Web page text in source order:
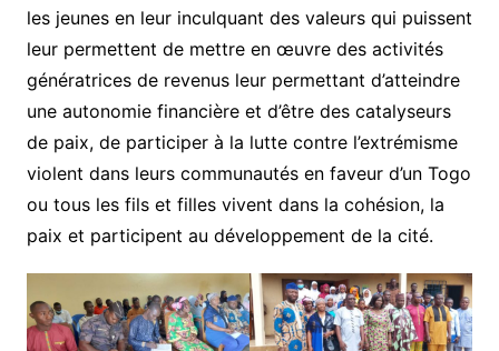
les jeunes en leur inculquant des valeurs qui puissent
leur permettent de mettre en œuvre des activités
génératrices de revenus leur permettant d’atteindre
une autonomie financière et d’être des catalyseurs
de paix, de participer à la lutte contre l’extrémisme
violent dans leurs communautés en faveur d’un Togo
ou tous les fils et filles vivent dans la cohésion, la
paix et participent au développement de la cité.